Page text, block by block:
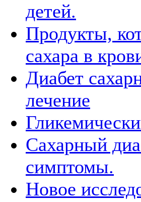
детей.
Продукты,
сахара в
Диабет
лечение
Сахарный
симптомы.
Новое